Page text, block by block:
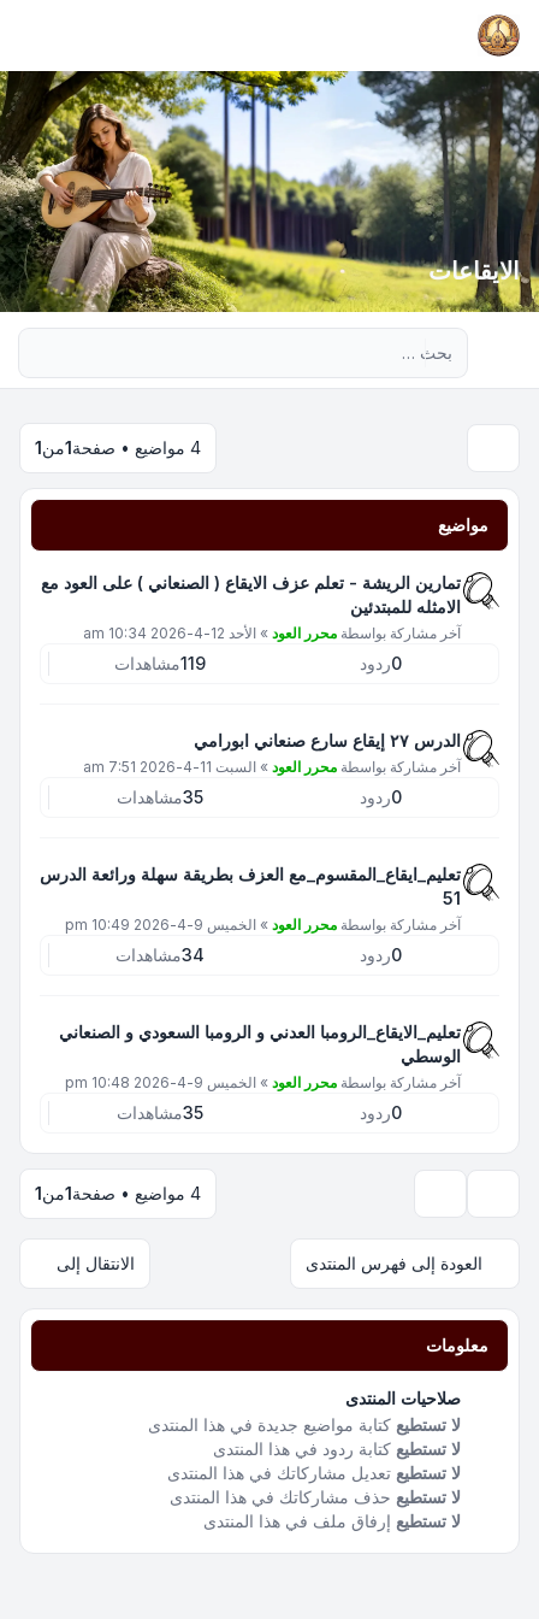
الايقاعات
4 مواضيع • صفحة 1من1
مواضيع
تمارين الريشة - تعلم عزف الايقاع ( الصنعاني ) على العود مع
الامثله للمبتدئين
آخر مشاركة بواسطة محرر العود » الأحد 12-4-2026 10:34 am
0ردود 119مشاهدات
الدرس ٢٧ إيقاع سارع صنعاني ابورامي
آخر مشاركة بواسطة محرر العود » السبت 11-4-2026 7:51 am
0ردود 35مشاهدات
تعليم_ايقاع_المقسوم_مع العزف بطريقة سهلة ورائعة الدرس
51
آخر مشاركة بواسطة محرر العود » الخميس 9-4-2026 10:49 pm
0ردود 34مشاهدات
تعليم_الايقاع_الرومبا العدني و الرومبا السعودي و الصنعاني
الوسطي
آخر مشاركة بواسطة محرر العود » الخميس 9-4-2026 10:48 pm
0ردود 35مشاهدات
4 مواضيع • صفحة 1من1
العودة إلى فهرس المنتدى الانتقال إلى
معلومات
صلاحيات المنتدى
لا تستطيع كتابة مواضيع جديدة في هذا المنتدى
لا تستطيع كتابة ردود في هذا المنتدى
لا تستطيع تعديل مشاركاتك في هذا المنتدى
لا تستطيع حذف مشاركاتك في هذا المنتدى
لا تستطيع إرفاق ملف في هذا المنتدى